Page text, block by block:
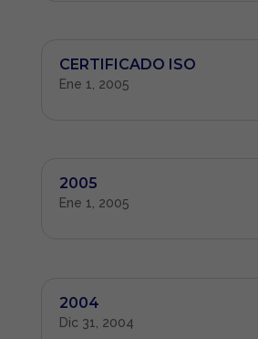
CERTIFICADO ISO
Ene 1, 2005
2005
Ene 1, 2005
2004
Dic 31, 2004